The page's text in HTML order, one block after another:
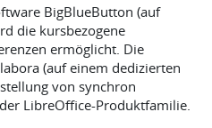
BigBlueButton (auf
die kursbezogene
ermöglicht. Die
(auf einem dedizierten
von synchron
LibreOffice-Produktfamilie.